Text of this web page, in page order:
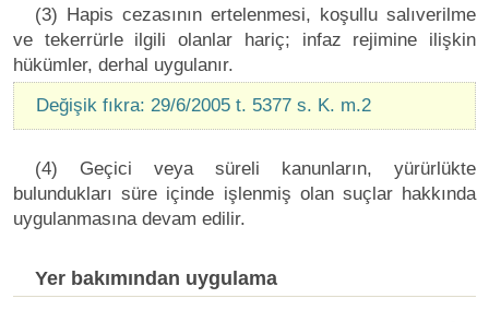
(3) Hapis cezasının ertelenmesi, koşullu salıverilme
ve tekerrürle ilgili olanlar hariç; infaz rejimine ilişkin
hükümler, derhal uygulanır.
Değişik fıkra: 29/6/2005 t. 5377 s. K. m.2
(4) Geçici veya süreli kanunların, yürürlükte
bulundukları süre içinde işlenmiş olan suçlar hakkında
uygulanmasına devam edilir.
Yer bakımından uygulama